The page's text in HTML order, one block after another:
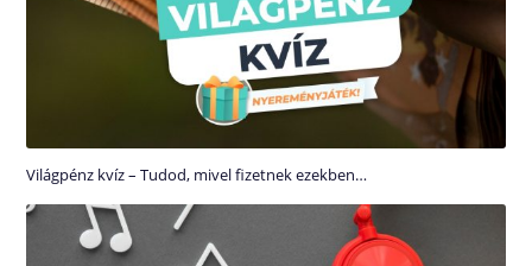
Világpénz kvíz – Tudod, mivel fizetnek ezekben…